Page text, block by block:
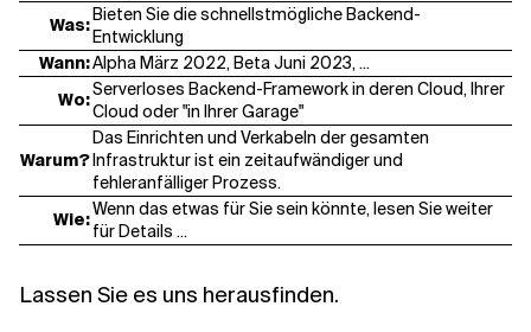
Was:Bieten Sie die schnellstmögliche Backend-
Entwicklung
Wann:Alpha März 2022, Beta Juni 2023, ...
Wo:Serverloses Backend-Framework in deren Cloud, Ihrer
Cloud oder "in Ihrer Garage"
Warum?
Das Einrichten und Verkabeln der gesamten
Infrastruktur ist ein zeitaufwändiger und
fehleranfälliger Prozess.
Wie:Wenn das etwas für Sie sein könnte, lesen Sie weiter
für Details ...
Lassen Sie es uns herausfinden.